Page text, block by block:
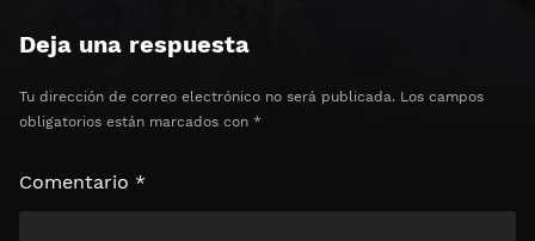
Deja una respuesta
Tu dirección de correo electrónico no será publicada. Los campos
obligatorios están marcados con *
Comentario *